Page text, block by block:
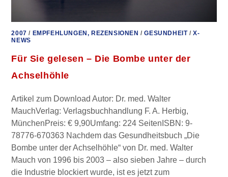
2007 / EMPFEHLUNGEN, REZENSIONEN /GESUNDHEIT/X-
NEWS
Für Sie gelesen – Die Bombe unter der
Achselhöhle
Artikel zum Download Autor: Dr. med. Walter
MauchVerlag: Verlagsbuchhandlung F. A. Herbig,
MünchenPreis: € 9,90Umfang: 224 SeitenISBN: 9-
78776-670363 Nachdem das Gesundheitsbuch „Die
Bombe unter der Achselhöhle“ von Dr. med. Walter
Mauch von 1996 bis 2003 – also sieben Jahre – durch
die Industrie blockiert wurde, ist es jetzt zum